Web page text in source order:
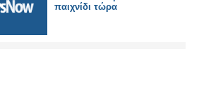
παιχνίδι τώρα